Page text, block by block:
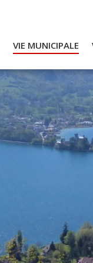
VIE MUNICIPALE
Actualités et agenda
Conseil municipal
Actes
Réglementaires
Services municipaux
Intercommunalité
Emplois / Marchés
Finances